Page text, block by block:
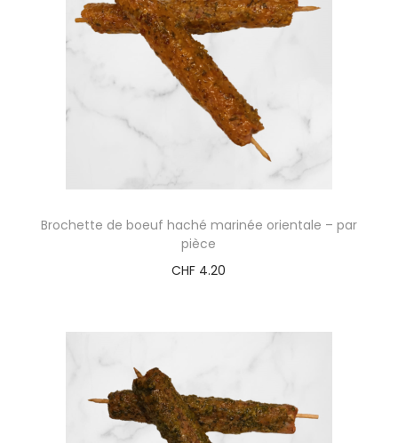
Brochette de boeuf haché marinée orientale – par
pièce
CHF 4.20